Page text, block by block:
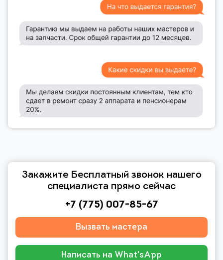
Закажите Бесплатный звонок нашего
специалиста прямо сейчас
+7 (775) 007-85-67
Вызвать мастера
Написать на What'sApp